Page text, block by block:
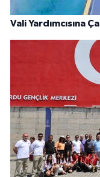
Vali Yardımcısına